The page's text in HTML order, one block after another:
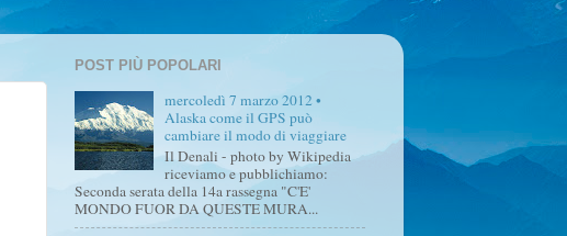
POST PIÙ POPOLARI
mercoledì 7 marzo 2012 •
Alaska come il GPS può
cambiare il modo di viaggiare
Il Denali - photo by Wikipedia
riceviamo e pubblichiamo:
Seconda serata della 14a rassegna "C'E'
MONDO FUOR DA QUESTE MURA...